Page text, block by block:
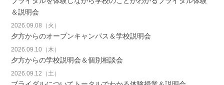
＆説明会
2026.09.08（火）
夕方からのオープンキャンパス＆学校説明会
2026.09.10（木）
夕方からの学校説明会＆個別相談会
2026.09.12（土）